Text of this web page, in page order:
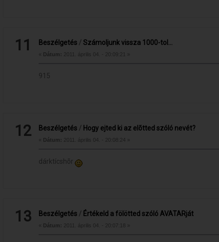
11 Beszélgetés /Számoljunk vissza 1000-tol...
« Dátum: 2011. április 04. - 20:09:21 »
915
12 Beszélgetés / Hogy ejted ki az elõtted szóló nevét?
« Dátum: 2011. április 04. - 20:08:24 »
dárktícshõr
13 Beszélgetés / Értékeld a fölötted szóló AVATARját
« Dátum: 2011. április 04. - 20:07:18 »